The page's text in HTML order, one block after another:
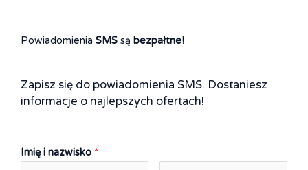
Powiadomienia SMS są bezpałtne!
Zapisz się do powiadomienia SMS. Dostaniesz
informacje o najlepszych ofertach!
Imię i nazwisko *